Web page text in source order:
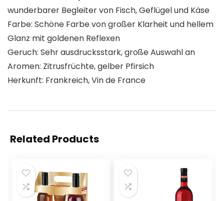
wunderbarer Begleiter von Fisch, Geflügel und Käse
Farbe: Schöne Farbe von großer Klarheit und hellem
Glanz mit goldenen Reflexen
Geruch: Sehr ausdrucksstark, große Auswahl an
Aromen: Zitrusfrüchte, gelber Pfirsich
Herkunft: Frankreich, Vin de France
Related Products